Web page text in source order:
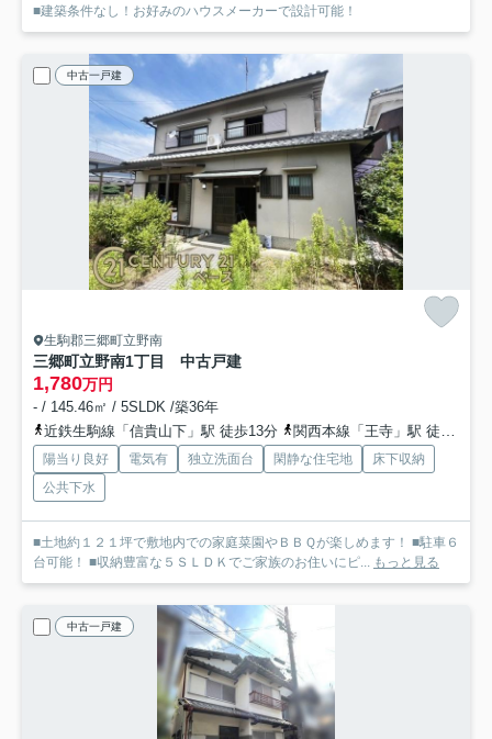
■建築条件なし！お好みのハウスメーカーで設計可能！
中古一戸建
生駒郡三郷町立野南
三郷町立野南1丁目 中古戸建
1,780万円
- / 145.46㎡ / 5SLDK /築36年
近鉄生駒線「信貴山下」駅 徒歩13分
関西本線「王寺」駅 徒歩18分
陽当り良好 電気有 独立洗面台 閑静な住宅地
床下収納
公共下水
■土地約１２１坪で敷地内での家庭菜園やＢＢＱが楽しめます！ ■駐車６
台可能！ ■収納豊富な５ＳＬＤＫでご家族のお住いにピ...
もっと見る
中古一戸建